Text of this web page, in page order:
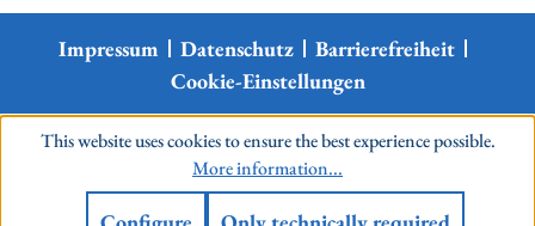
Impressum Datenschutz
Barrierefreiheit
Cookie-Einstellungen
This website uses cookies to ensure the best experience possible.
More information...